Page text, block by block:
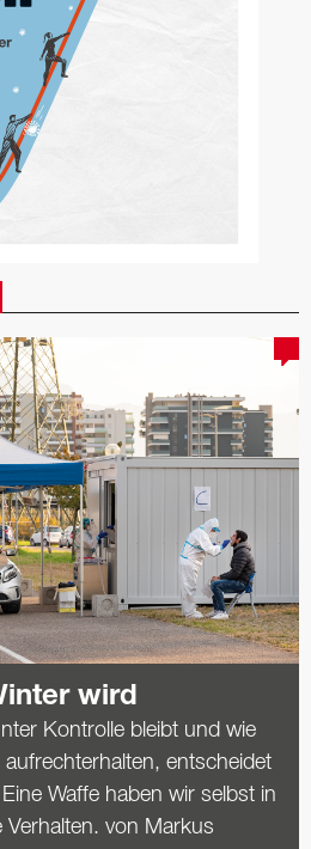
wird
Kontrolle bleibt und wie
­entscheidet
Waffe haben wir selbst in
von Markus